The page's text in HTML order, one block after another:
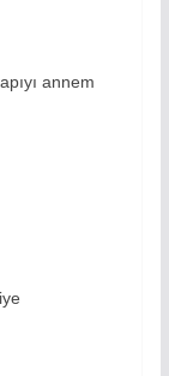
annem